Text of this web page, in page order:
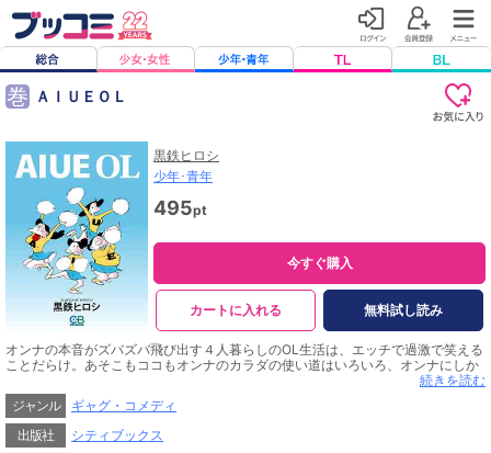
巻 ＡＩＵＥＯＬ
黒鉄ヒロシ
少年･青年
495pt
今すぐ購入
カートに入れる 無料試し読み
オンナの本音がズバズバ飛び出す４人暮らしのOL生活は、エッチで過激で笑える
ことだらけ。あそこもココもオンナのカラダの使い道はいろいろ、オンナにしか
判らない。水着代わりに何を使う？人間蚊取り、花電車だって思いのまま。下着
泥棒、焼き芋から、季節ネタを鋭く切り取る４コマまで、女心のひだを笑いとく
すぐりで描く。
続きを読む
ジャンル
ギャグ・コメディ
出版社
シティブックス